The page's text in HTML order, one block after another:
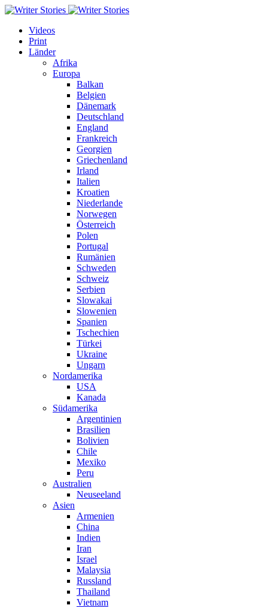
Videos
Print
Länder
Afrika
Europa
Balkan
Belgien
Dänemark
Deutschland
England
Frankreich
Georgien
Griechenland
Irland
Italien
Kroatien
Niederlande
Norwegen
Österreich
Polen
Portugal
Rumänien
Schweden
Schweiz
Serbien
Slowakai
Slowenien
Spanien
Tschechien
Türkei
Ukraine
Ungarn
Nordamerika
USA
Kanada
Südamerika
Argentinien
Brasilien
Bolivien
Chile
Mexiko
Peru
Australien
Neuseeland
Asien
Armenien
China
Indien
Iran
Israel
Malaysia
Russland
Thailand
Vietnam